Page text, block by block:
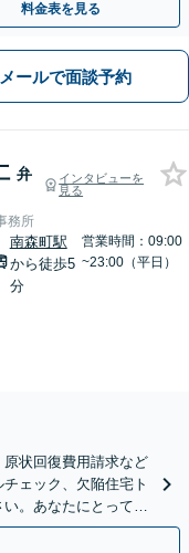
料金表を見る
メールで面談予約
弁
インタビューを
見る
務所
南森町駅
から徒歩5
分
営業時間：09:00
~23:00（平日）
原状回復費用請求など
ェック、欠陥住宅ト
。あなたにとって最
町駅7分】